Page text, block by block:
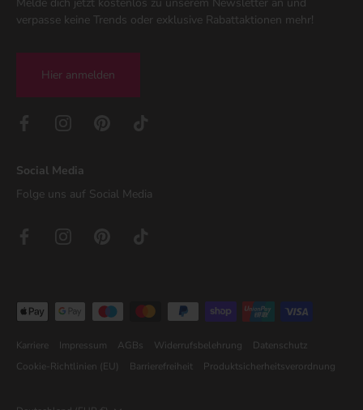
verpasse keine Trends oder exklusive Rabattaktionen mehr!
Hier anmelden
Social Media
Folge uns auf Social Media
Karriere Impressum AGBs Widerrufsbelehrung
Datenschutz
Cookie-Richtlinien (EU)
Barrierefreiheit Produktsicherheitsverordnung